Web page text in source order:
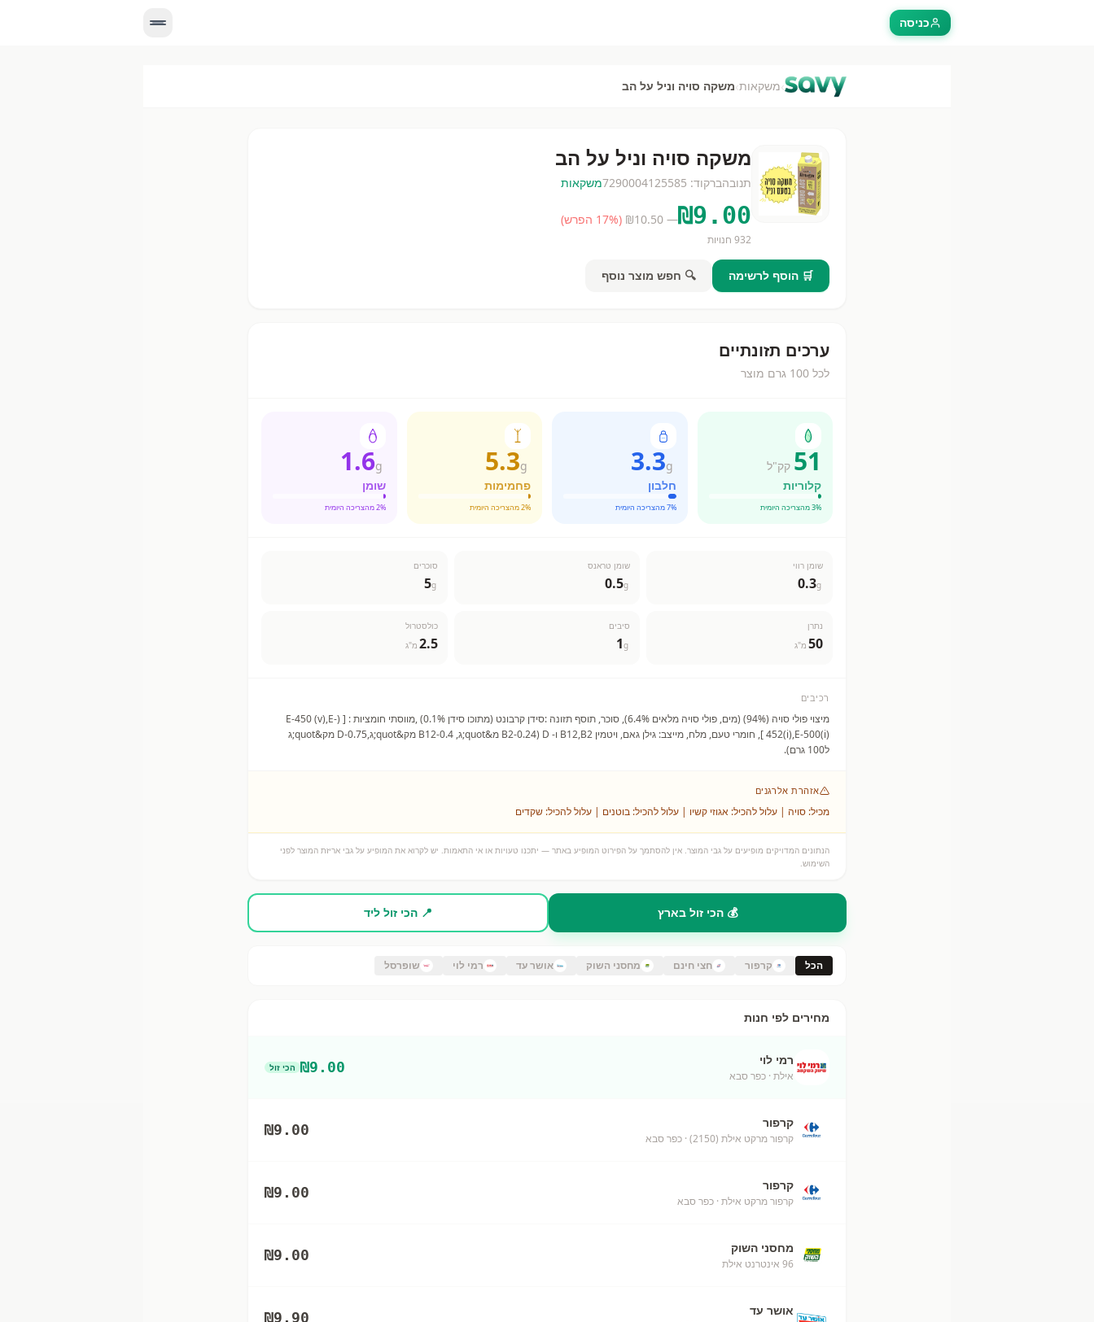
כניסה
›משקאות›משקה סויה וניל על הב
משקה סויה וניל על הב
תנובהברקוד: 7290004125585משקאות
₪9.00
— ₪
10.50
(
17% הפרש)
932 חנויות
🛒 הוסף לרשימה 🔍 חפש מוצר נוסף
ערכים תזונתיים
לכל 100 גרם מוצר
51 קק"ל
קלוריות
3% מהצריכה היומית
3.3g
חלבון
7% מהצריכה היומית
5.3g
פחמימות
2% מהצריכה היומית
1.6g
שומן
2% מהצריכה היומית
שומן רווי
0.3g
שומן טראנס
0.5g
סוכרים
5g
נתרן
50 מ"ג
סיבים
1g
כולסטרול
2.5 מ"ג
רכיבים
מיצוי פולי סויה (94%) (מים, פולי סויה מלאים 6.4%), סוכר, תוסף תזונה :סידן קרבונט (מתוכו סידן 0.1%) ,מווסתי חומציות : [ (E-450 (v),E-
452(i),E-500(i) ], חומרי טעם, מלח, מייצב: גילן גאם, ויטמין B12,B2 ו- D (B2-0.24 מ&quot;ג, B12-0.4 מק&quot;ג,D-0.75 מק&quot;ג
ל100 גרם).
אזהרת אלרגנים
מכיל: סויה | עלול להכיל: אגוזי קשיו | עלול להכיל: בוטנים | עלול להכיל: שקדים
הנתונים המדויקים מופיעים על גבי המוצר. אין להסתמך על הפירוט המופיע באתר — יתכנו טעויות או אי התאמות. יש לקרוא את המופיע על גבי אריזת המוצר לפני
השימוש.
💰 הכי זול בארץ 📍 הכי זול ליד
הכל קרפור חצי חינם מחסני השוק אושר עד רמי לוי שופרסל
מחירים לפי חנות
רמי לוי
אילת · כפר סבא
₪9.00 הכי זול
קרפור
קרפור מרקט אילת (2150) · כפר סבא
₪9.00
קרפור
קרפור מרקט אילת · כפר סבא
₪9.00
מחסני השוק
96 אינטרנט אילת
₪9.00
אושר עד ₪9.90